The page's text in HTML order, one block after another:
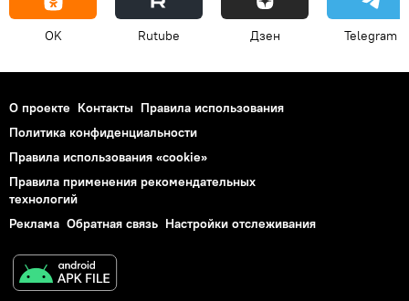
OK Rutube Дзен Telegram
О проекте Контакты Правила использования
Политика конфиденциальности
Правила использования «cookie»
Правила применения рекомендательных
технологий
Реклама Обратная связь Настройки отслеживания